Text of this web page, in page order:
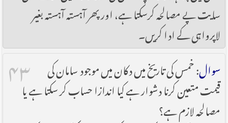
سایت پے مصالحہ کرسکتا ہے، اور پھر آہستہ آہستہ بغیر
لاپرواہی کے ادا کریں۔
۴۳ سوال: خمس کی تاریخ میں دکان میں موجود سامان کی
قیمت متعین کرنا دشوار ہے کیا اندازا حساب کر سکتا ہے یا
مصالحہ لازم ہے؟